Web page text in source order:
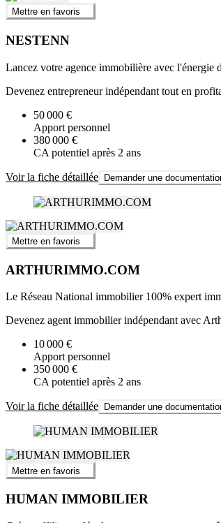
Mettre en favoris
NESTENN
Lancez votre agence immobilière avec l'énergie
Devenez entrepreneur indépendant tout en
50 000 €
Apport personnel
380 000 €
CA potentiel après 2 ans
Voir la fiche détaillée Demander une
Mettre en favoris
ARTHURIMMO.COM
Le Réseau National immobilier 100% expert
Devenez agent immobilier indépendant avec
10 000 €
Apport personnel
350 000 €
CA potentiel après 2 ans
Voir la fiche détaillée Demander une
Mettre en favoris
HUMAN IMMOBILIER